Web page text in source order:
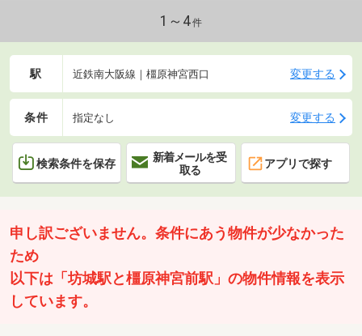
1～4件
駅 近鉄南大阪線｜橿原神宮西口 変更する
条件 指定なし 変更する
検索条件を保存
新着メールを受
取る
アプリで探す
申し訳ございません。条件にあう物件が少なかった
ため
以下は「坊城駅と橿原神宮前駅」の物件情報を表示
しています。